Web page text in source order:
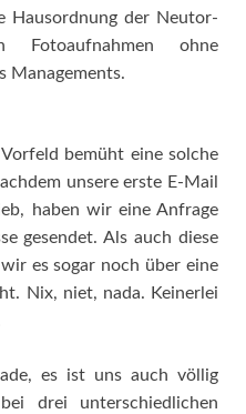
Hausordnung der Neutor-
Fotoaufnahmen ohne
Managements.
bemüht eine solche
unsere erste E-Mail
haben wir eine Anfrage
gesendet. Als auch diese
es sogar noch über eine
Nix, niet, nada. Keinerlei
es ist uns auch völlig
drei unterschiedlichen